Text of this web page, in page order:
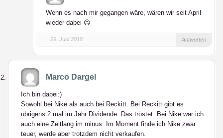
Wenn es nach mir gegangen wäre, wären wir seit April
wieder dabei 😉
29. Juni 2018 Antworten
Marco Dargel
Ich bin dabei:)
Sowohl bei Nike als auch bei Reckitt. Bei Reckitt gibt es
übrigens 2 mal im Jahr Dividende. Das tröstet. Bei Nike war ich
auch eine Zeitlang im minus. Im Moment finde ich Nike zwar
teuer, werde aber trotzdem nicht verkaufen.